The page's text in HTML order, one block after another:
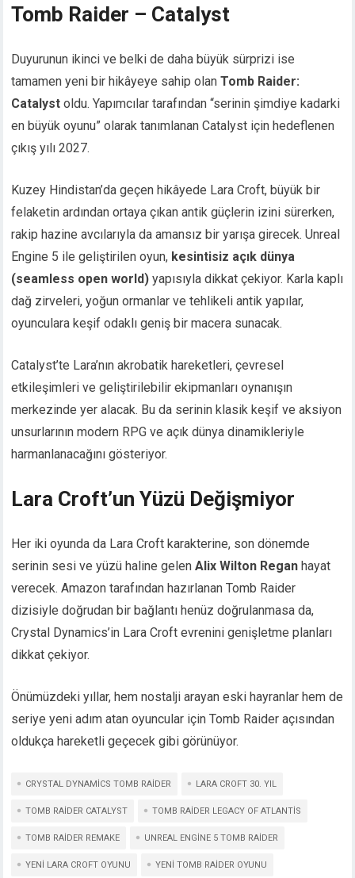
Tomb Raider – Catalyst
Duyurunun ikinci ve belki de daha büyük sürprizi ise
tamamen yeni bir hikâyeye sahip olanTomb Raider:
Catalyst oldu. Yapımcılar tarafından “serinin şimdiye kadarki
en büyük oyunu” olarak tanımlanan Catalyst için hedeflenen
çıkış yılı 2027.
Kuzey Hindistan’da geçen hikâyede Lara Croft, büyük bir
felaketin ardından ortaya çıkan antik güçlerin izini sürerken,
rakip hazine avcılarıyla da amansız bir yarışa girecek. Unreal
Engine 5 ile geliştirilen oyun, kesintisiz açık dünya
(seamless open world) yapısıyla dikkat çekiyor. Karla kaplı
dağ zirveleri, yoğun ormanlar ve tehlikeli antik yapılar,
oyunculara keşif odaklı geniş bir macera sunacak.
Catalyst’te Lara’nın akrobatik hareketleri, çevresel
etkileşimleri ve geliştirilebilir ekipmanları oynanışın
merkezinde yer alacak. Bu da serinin klasik keşif ve aksiyon
unsurlarının modern RPG ve açık dünya dinamikleriyle
harmanlanacağını gösteriyor.
Lara Croft’un Yüzü Değişmiyor
Her iki oyunda da Lara Croft karakterine, son dönemde
serinin sesi ve yüzü haline gelenAlix Wilton Regan hayat
verecek. Amazon tarafından hazırlanan Tomb Raider
dizisiyle doğrudan bir bağlantı henüz doğrulanmasa da,
Crystal Dynamics’in Lara Croft evrenini genişletme planları
dikkat çekiyor.
Önümüzdeki yıllar, hem nostalji arayan eski hayranlar hem de
seriye yeni adım atan oyuncular için Tomb Raider açısından
oldukça hareketli geçecek gibi görünüyor.
CRYSTAL DYNAMICS TOMB RAIDER LARA CROFT 30. YIL
TOMB RAIDER CATALYST TOMB RAIDER LEGACY OF ATLANTIS
TOMB RAIDER REMAKE UNREAL ENGINE 5 TOMB RAIDER
YENI LARA CROFT OYUNU YENI TOMB RAIDER OYUNU